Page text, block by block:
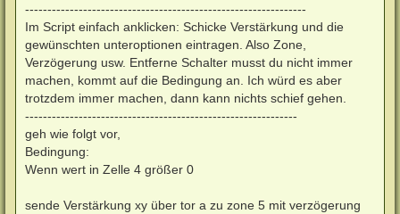
---------------------------------------------------------------
Im Script einfach anklicken: Schicke Verstärkung und die
gewünschten unteroptionen eintragen. Also Zone,
Verzögerung usw. Entferne Schalter musst du nicht immer
machen, kommt auf die Bedingung an. Ich würd es aber
trotzdem immer machen, dann kann nichts schief gehen.
-------------------------------------------------------------
geh wie folgt vor,
Bedingung:
Wenn wert in Zelle 4 größer 0
sende Verstärkung xy über tor a zu zone 5 mit verzögerung